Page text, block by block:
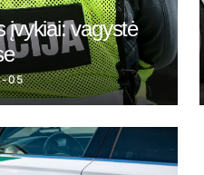
įvykiai: vagystė
05